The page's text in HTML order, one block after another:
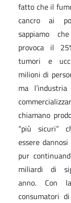
fatto che il
cancro ai
sappiamo
provoca il
tumori e
milioni di
ma
chiamano
“più sicuri”
essere
pur
miliardi di
anno. Con
consumatori